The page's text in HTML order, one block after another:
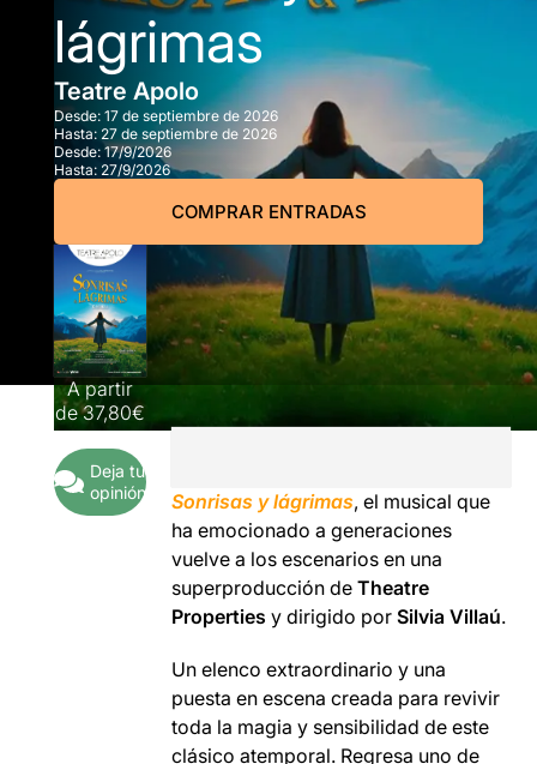
lágrimas
Teatre Apolo
Desde: 17 de septiembre de 2026
Hasta: 27 de septiembre de 2026
Desde: 17/9/2026
Hasta: 27/9/2026
COMPRAR ENTRADAS
A partir
de37,80€
Deja tu
opinión
Sonrisas y lágrimas, el musical que
ha emocionado a generaciones
vuelve a los escenarios en una
superproducción deTheatre
Properties y dirigido porSilvia Villaú.
Un elenco extraordinario y una
puesta en escena creada para revivir
toda la magia y sensibilidad de este
clásico atemporal. Regresa uno de